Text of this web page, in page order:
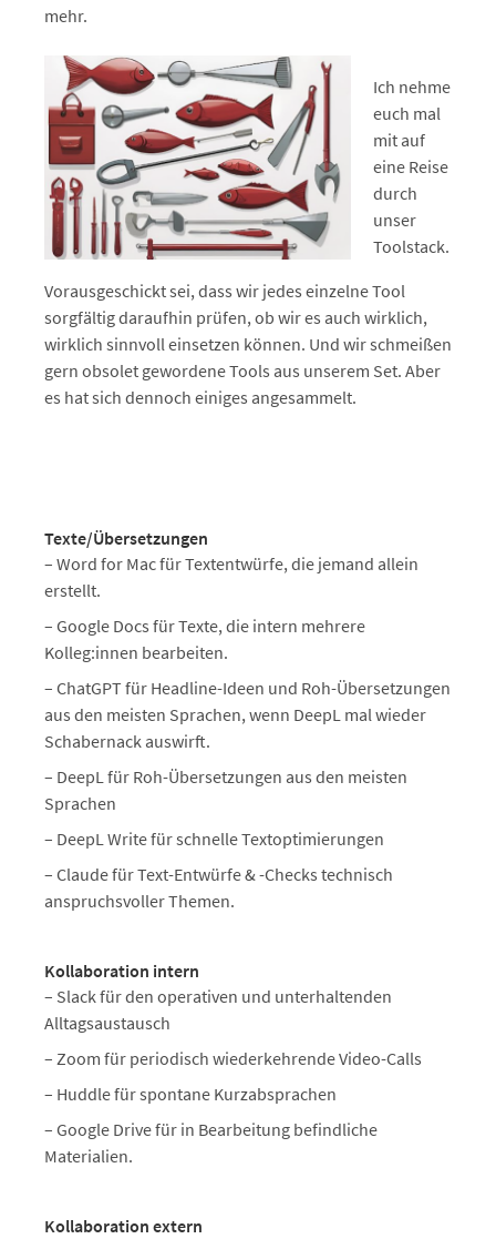
mehr.
Ich nehme
euch mal
mit auf
eine Reise
durch
unser
Toolstack.
Vorausgeschickt sei, dass wir jedes einzelne Tool
sorgfältig daraufhin prüfen, ob wir es auch wirklich,
wirklich sinnvoll einsetzen können. Und wir schmeißen
gern obsolet gewordene Tools aus unserem Set. Aber
es hat sich dennoch einiges angesammelt.
Texte/Übersetzungen
– Word for Mac für Textentwürfe, die jemand allein
erstellt.
– Google Docs für Texte, die intern mehrere
Kolleg:innen bearbeiten.
– ChatGPT für Headline-Ideen und Roh-Übersetzungen
aus den meisten Sprachen, wenn DeepL mal wieder
Schabernack auswirft.
– DeepL für Roh-Übersetzungen aus den meisten
Sprachen
– DeepL Write für schnelle Textoptimierungen
– Claude für Text-Entwürfe & -Checks technisch
anspruchsvoller Themen.
Kollaboration intern
– Slack für den operativen und unterhaltenden
Alltagsaustausch
– Zoom für periodisch wiederkehrende Video-Calls
– Huddle für spontane Kurzabsprachen
– Google Drive für in Bearbeitung befindliche
Materialien.
Kollaboration extern